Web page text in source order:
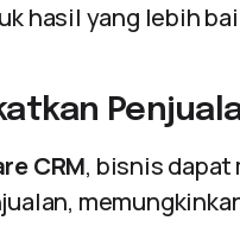
hasil yang lebih
CRM, bisnis dapat